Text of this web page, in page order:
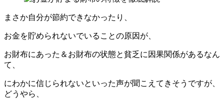
まさか自分が節約できなかったり、
お金を貯められないでいることの原因が、
お財布にあった＆お財布の状態と貧乏に因果関係があるなん
て、
にわかに信じられないといった声が聞こえてきそうですが、
どうやら、